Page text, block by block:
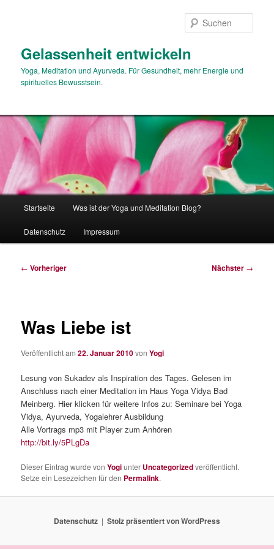
Gelassenheit entwickeln
Yoga, Meditation und Ayurveda. Für Gesundheit, mehr Energie und
spirituelles Bewusstsein.
Startseite Was ist der Yoga und Meditation Blog?
Datenschutz Impressum
Beitragsnavigation
← Vorheriger Nächster →
Was Liebe ist
Veröffentlicht am22. Januar 2010vonYogi
Lesung von Sukadev als Inspiration des Tages. Gelesen im
Anschluss nach einer Meditation im Haus Yoga Vidya Bad
Meinberg. Hier klicken für weitere Infos zu: Seminare bei Yoga
Vidya, Ayurveda, Yogalehrer Ausbildung
Alle Vortrags mp3 mit Player zum Anhören
http://bit.ly/5PLgDa
Dieser Eintrag wurde vonYogiunter Uncategorizedveröffentlicht.
Setze ein Lesezeichen für den Permalink.
Datenschutz Stolz präsentiert von WordPress